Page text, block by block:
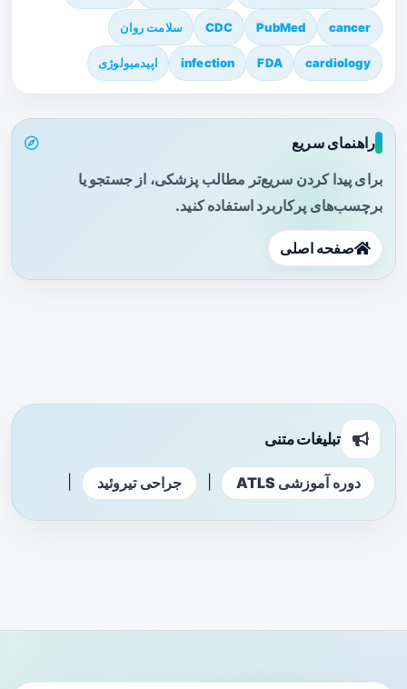
cancer
PubMed
CDC سلامت روان
cardiology
FDA
infection اپیدمیولوژی
راهنمای سریع
برای پیدا کردن سریع‌تر مطالب پزشکی، از جستجو یا
برچسب‌های پرکاربرد استفاده کنید.
صفحه اصلی
تبلیغات متنی
دوره آموزشی ATLS جراحی تیروئید